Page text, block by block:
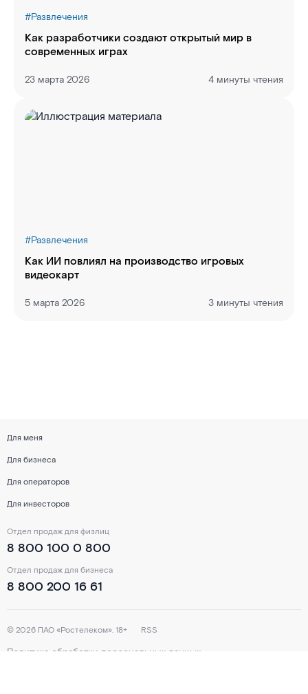
#Развлечения
Как разработчики создают открытый мир в
современных играх
23 марта 2026 4 минуты чтения
#Развлечения
Как ИИ повлиял на производство игровых
видеокарт
5 марта 2026 3 минуты чтения
Для меня
Для бизнеса
Для операторов
Для инвесторов
Отдел продаж для бизнеса
8 800 200 16 61
Отдел продаж для физлиц
8 800 100 0 800
© 2026 ПАО «Ростелеком». 18+ RSS
Политика обработки персональных данных